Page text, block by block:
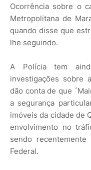
Ocorrência sobre o
Metropolitana de
quando disse que
lhe seguindo.
A Polícia tem
investigações sobre
dão conta de que
a segurança
imóveis da cidade de
envolvimento no
sendo
Federal.